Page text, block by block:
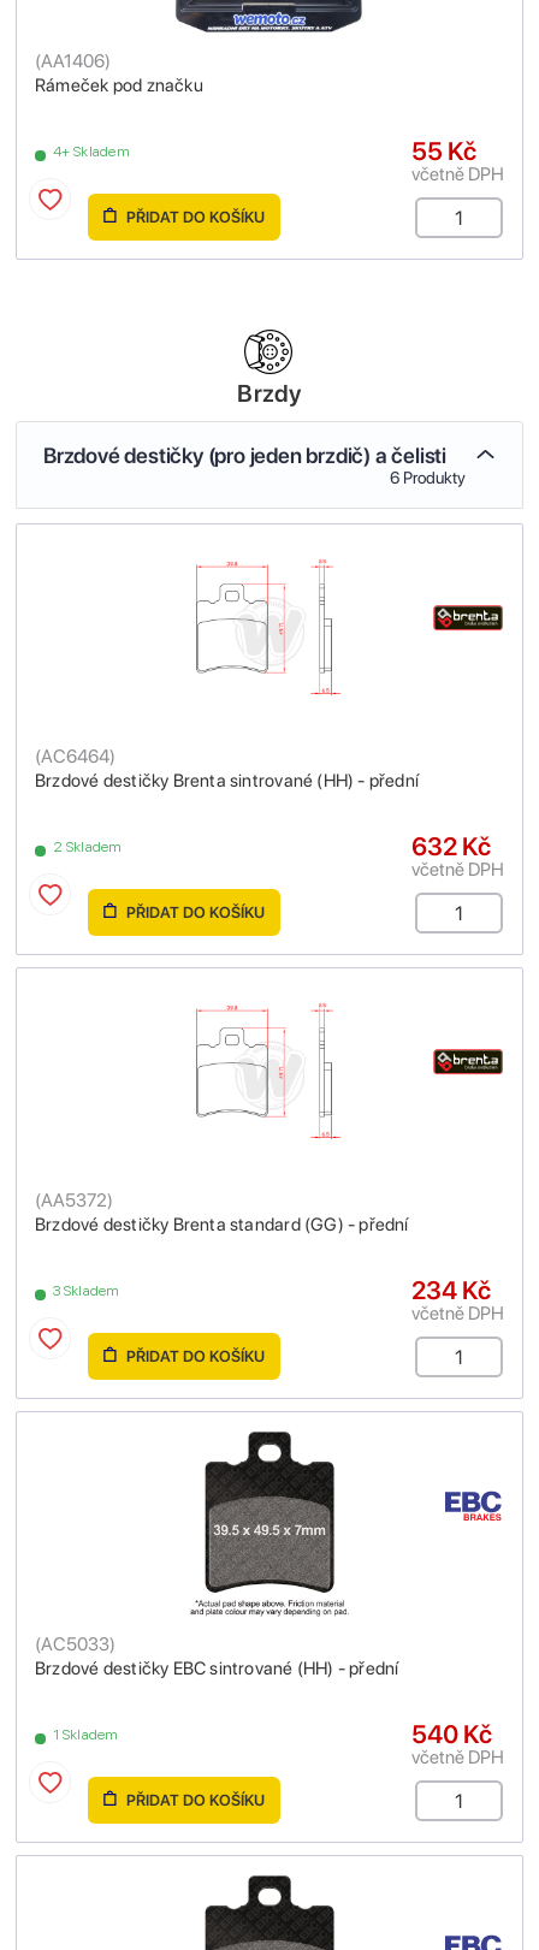
Rámeček pod značku
(AA1406)
4+ Skladem 55 Kč
včetně DPH
PŘIDAT DO KOŠÍKU
Brzdy
Brzdové destičky (pro jeden brzdič) a čelisti
6 Produkty
Brzdové destičky Brenta sintrované (HH) - přední
(AC6464)
2 Skladem 632 Kč
včetně DPH
PŘIDAT DO KOŠÍKU
Brzdové destičky Brenta standard (GG) - přední
(AA5372)
3 Skladem 234 Kč
včetně DPH
PŘIDAT DO KOŠÍKU
Brzdové destičky EBC sintrované (HH) - přední
(AC5033)
1 Skladem 540 Kč
včetně DPH
PŘIDAT DO KOŠÍKU